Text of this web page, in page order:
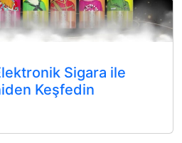
Sigara ile
Keşfedin